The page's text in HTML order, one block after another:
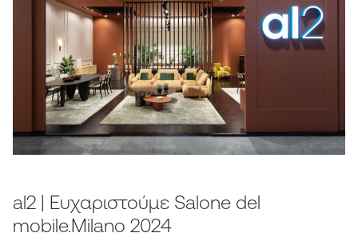
al2 | Ευχαριστούμε Salone del
mobile.Milano 2024